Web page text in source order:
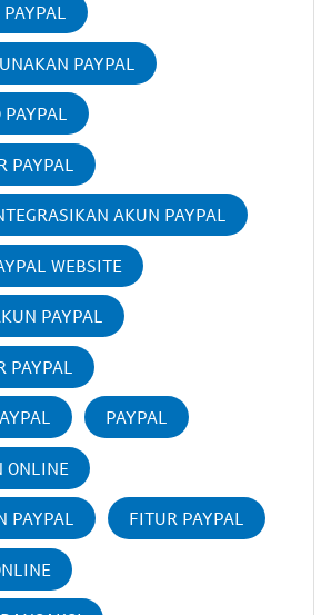
PAYPAL
PAYPAL
AKUN PAYPAL
WEBSITE
PAYPAL
PAYPAL
PAYPAL
ONLINE
PAYPAL FITUR PAYPAL